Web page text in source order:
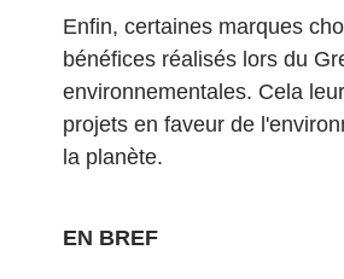
Enfin, certaines marques
bénéfices réalisés lors du
environnementales. Cela
projets en faveur de
la planète.
EN BREF